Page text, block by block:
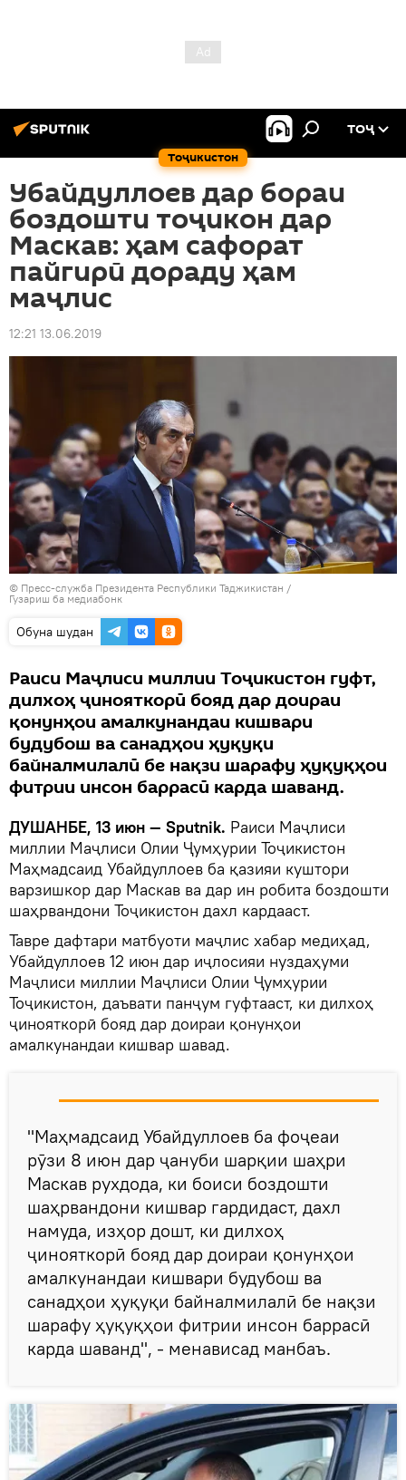
Тоҷикистон
ТОҶ
Убайдуллоев дар бораи
боздошти тоҷикон дар
Маскав: ҳам сафорат
пайгирӣ дораду ҳам
маҷлис
12:21 13.06.2019
© Пресс-служба Президента Республики Таджикистан /
Гузариш ба медиабонк
Обуна шудан
Раиси Маҷлиси миллии Тоҷикистон гуфт,
дилхоҳ ҷинояткорӣ бояд дар доираи
қонунҳои амалкунандаи кишвари
будубош ва санадҳои ҳуқуқи
байналмилалӣ бе нақзи шарафу ҳуқуқҳои
фитрии инсон баррасӣ карда шаванд.
ДУШАНБЕ, 13 июн — Sputnik. Раиси Маҷлиси
миллии Маҷлиси Олии Ҷумҳурии Тоҷикистон
Маҳмадсаид Убайдуллоев ба қазияи куштори
варзишкор дар Маскав ва дар ин робита боздошти
шаҳрвандони Тоҷикистон дахл кардааст.
Тавре дафтари матбуоти маҷлис хабар медиҳад,
Убайдуллоев 12 июн дар иҷлосияи нуздаҳуми
Маҷлиси миллии Маҷлиси Олии Ҷумҳурии
Тоҷикистон, даъвати панҷум гуфтааст, ки дилхоҳ
ҷинояткорӣ бояд дар доираи қонунҳои
амалкунандаи кишвар шавад.
"Маҳмадсаид Убайдуллоев ба фоҷеаи
рӯзи 8 июн дар ҷануби шарқии шаҳри
Маскав рухдода, ки боиси боздошти
шаҳрвандони кишвар гардидаст, дахл
намуда, изҳор дошт, ки дилхоҳ
ҷинояткорӣ бояд дар доираи қонунҳои
амалкунандаи кишвари будубош ва
санадҳои ҳуқуқи байналмилалӣ бе нақзи
шарафу ҳуқуқҳои фитрии инсон баррасӣ
карда шаванд", - менависад манбаъ.